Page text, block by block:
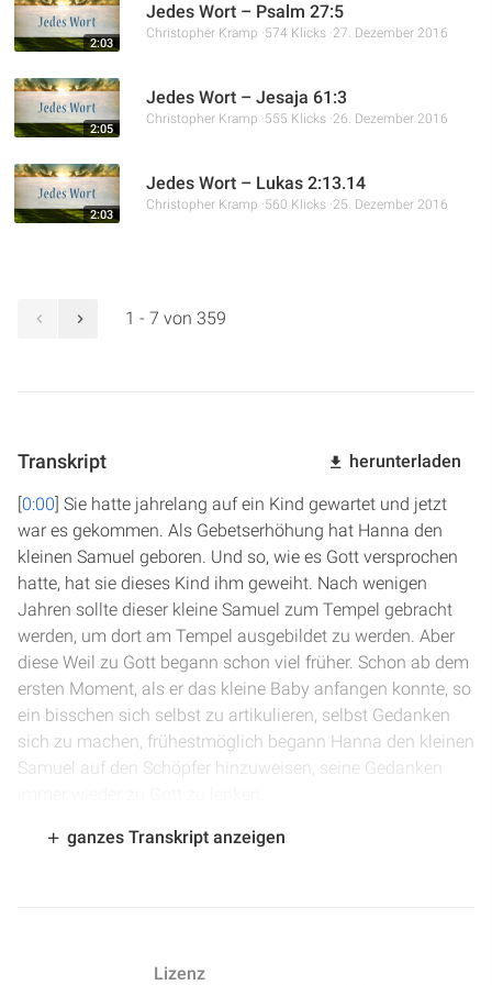
2:03
Jedes Wort – Psalm 27:5
Christopher Kramp 574 Klicks 27. Dezember 2016
2:05
Jedes Wort – Jesaja 61:3
Christopher Kramp 555 Klicks 26. Dezember 2016
2:03
Jedes Wort – Lukas 2:13.14
Christopher Kramp 560 Klicks 25. Dezember 2016
1 - 7 von 359
Transkript herunterladen
[0:00] Sie hatte jahrelang auf ein Kind gewartet und jetzt
war es gekommen. Als Gebetserhöhung hat Hanna den
kleinen Samuel geboren. Und so, wie es Gott versprochen
hatte, hat sie dieses Kind ihm geweiht. Nach wenigen
Jahren sollte dieser kleine Samuel zum Tempel gebracht
werden, um dort am Tempel ausgebildet zu werden. Aber
diese Weil zu Gott begann schon viel früher. Schon ab dem
ersten Moment, als er das kleine Baby anfangen konnte, so
ein bisschen sich selbst zu artikulieren, selbst Gedanken
sich zu machen, frühestmöglich begann Hanna den kleinen
Samuel auf den Schöpfer hinzuweisen, seine Gedanken
0:48 ] Und als er dann später am Tempel war, als sie ihn
Samuel 2, Vers 26: „Aber der Knabe Samuel nahm immer
ganzes Transkript anzeigen
Lizenz